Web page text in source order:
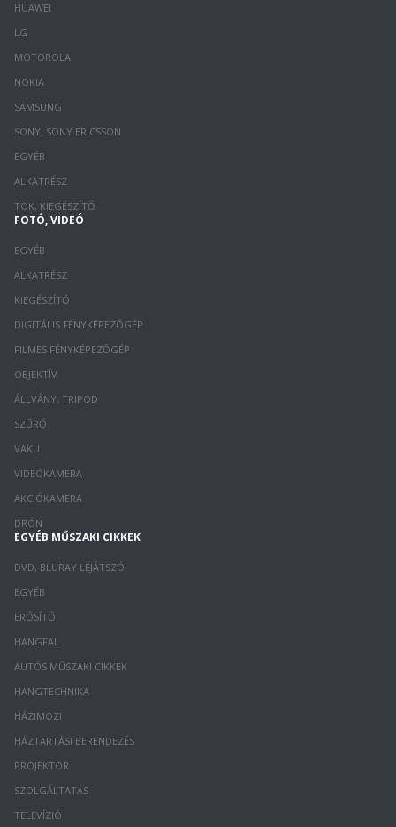
HUAWEI
LG
MOTOROLA
NOKIA
SAMSUNG
SONY, SONY ERICSSON
EGYÉB
ALKATRÉSZ
TOK, KIEGÉSZÍTŐ
FOTÓ, VIDEÓ
EGYÉB
ALKATRÉSZ
KIEGÉSZÍTŐ
DIGITÁLIS FÉNYKÉPEZŐGÉP
FILMES FÉNYKÉPEZŐGÉP
OBJEKTÍV
ÁLLVÁNY, TRIPOD
SZŰRŐ
VAKU
VIDEÓKAMERA
AKCIÓKAMERA
DRÓN
EGYÉB MŰSZAKI CIKKEK
DVD, BLURAY LEJÁTSZÓ
EGYÉB
ERŐSÍTŐ
HANGFAL
AUTÓS MŰSZAKI CIKKEK
HANGTECHNIKA
HÁZIMOZI
HÁZTARTÁSI BERENDEZÉS
PROJEKTOR
SZOLGÁLTATÁS
TELEVÍZIÓ